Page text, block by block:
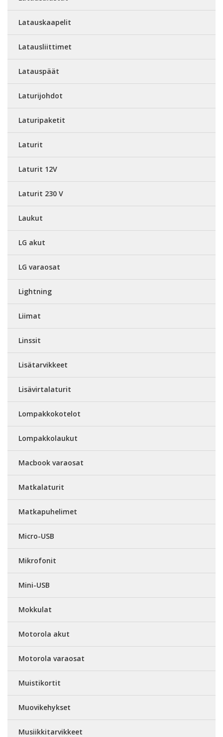
Latauskaapelit
Latausliittimet
Latauspäät
Laturijohdot
Laturipaketit
Laturit
Laturit 12V
Laturit 230 V
Laukut
LG akut
LG varaosat
Lightning
Liimat
Linssit
Lisätarvikkeet
Lisävirtalaturit
Lompakkokotelot
Lompakkolaukut
Macbook varaosat
Matkalaturit
Matkapuhelimet
Micro-USB
Mikrofonit
Mini-USB
Mokkulat
Motorola akut
Motorola varaosat
Muistikortit
Muovikehykset
Musiikkitarvikkeet